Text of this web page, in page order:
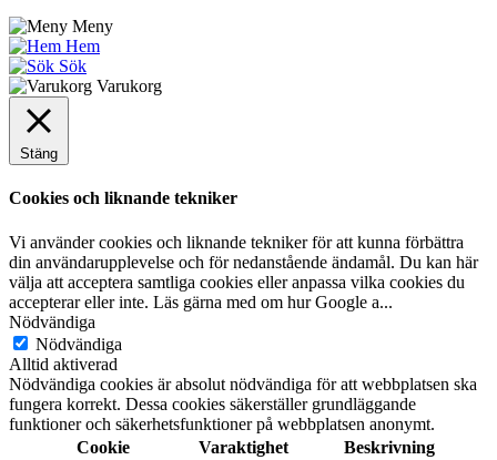
Meny
Hem
Sök
Varukorg
Stäng
Cookies och liknande tekniker
Vi använder cookies och liknande tekniker för att kunna förbättra
din användarupplevelse och för nedanstående ändamål. Du kan här
välja att acceptera samtliga cookies eller anpassa vilka cookies du
accepterar eller inte. Läs gärna med om hur Google a...
Nödvändiga
Nödvändiga
Alltid aktiverad
Nödvändiga cookies är absolut nödvändiga för att webbplatsen ska
fungera korrekt. Dessa cookies säkerställer grundläggande
funktioner och säkerhetsfunktioner på webbplatsen anonymt.
Cookie
Varaktighet Beskrivning